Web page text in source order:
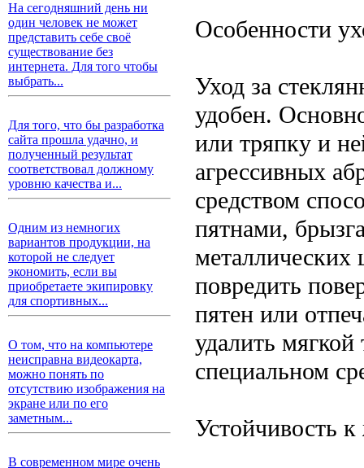
На сегодняшний день ни
один человек не может
представить себе своё
существование без
интернета. Для того чтобы
выбрать...
Для того, что бы разработка
сайта прошла удачно, и
полученный результат
соответствовал должному
уровню качества и...
Одним из немногих
вариантов продукции, на
которой не следует
экономить, если вы
приобретаете экипировку
для спортивных...
О том, что на компьютере
неисправна видеокарта,
можно понять по
отсутствию изображения на
экране или по его
заметным...
В современном мире очень
Особенности
Уход за
удобен.
или тряпку и
агрессивных
средством
пятнами,
металлических
повредить
пятен или
удалить
специальном
Устойчивость